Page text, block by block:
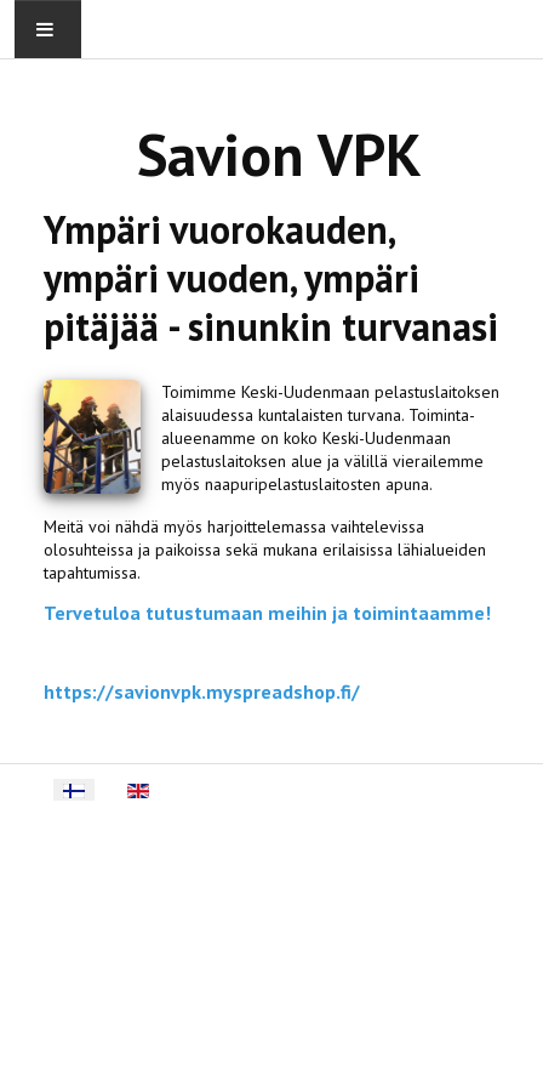
PALOKUNTA
KALUSTO
Savion VPK
Ympäri vuorokauden,
ympäri vuoden, ympäri
pitäjää - sinunkin turvanasi
Toimimme Keski-Uudenmaan pelastuslaitoksen
alaisuudessa kuntalaisten turvana. Toiminta-
alueenamme on koko Keski-Uudenmaan
pelastuslaitoksen alue ja välillä vierailemme
myös naapuripelastuslaitosten apuna.
Meitä voi nähdä myös harjoittelemassa vaihtelevissa
olosuhteissa ja paikoissa sekä mukana erilaisissa lähialueiden
tapahtumissa.
Tervetuloa tutustumaan meihin ja toimintaamme!
https://savionvpk.myspreadshop.fi/
Select your language